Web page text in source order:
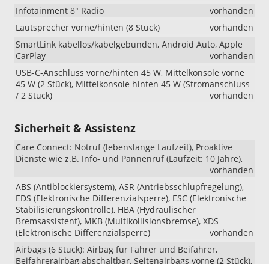
Infotainment 8" Radio
vorhanden
Lautsprecher vorne/hinten (8 Stück)
vorhanden
SmartLink kabellos/kabelgebunden, Android Auto, Apple
CarPlay
vorhanden
USB-C-Anschluss vorne/hinten 45 W, Mittelkonsole vorne
45 W (2 Stück), Mittelkonsole hinten 45 W (Stromanschluss
/ 2 Stück)
vorhanden
Sicherheit & Assistenz
Care Connect: Notruf (lebenslange Laufzeit), Proaktive
Dienste wie z.B. Info- und Pannenruf (Laufzeit: 10 Jahre),
vorhanden
ABS (Antiblockiersystem), ASR (Antriebsschlupfregelung),
EDS (Elektronische Differenzialsperre), ESC (Elektronische
Stabilisierungskontrolle), HBA (Hydraulischer
Bremsassistent), MKB (Multikollisionsbremse), XDS
(Elektronische Differenzialsperre)
vorhanden
Airbags (6 Stück): Airbag für Fahrer und Beifahrer,
Beifahrerairbag abschaltbar, Seitenairbags vorne (2 Stück),